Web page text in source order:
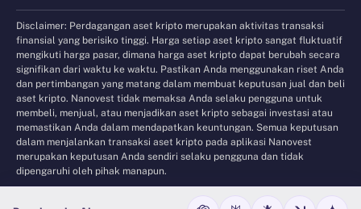
Disclaimer: Perdagangan aset kripto merupakan aktivitas transaksi
finansial yang berisiko tinggi. Harga setiap aset kripto sangat fluktuatif
mengikuti harga pasar, dimana harga aset kripto dapat berubah secara
signifikan dari waktu ke waktu. Pastikan Anda menggunakan riset Anda
dan pertimbangan yang matang dalam membuat keputusan jual dan beli
aset kripto. Nanovest tidak memaksa Anda selaku pengguna untuk
membeli, menjual, atau menjadikan aset kripto sebagai investasi atau
memastikan Anda dalam mendapatkan keuntungan. Semua keputusan
dalam menjalankan transaksi aset kripto pada aplikasi Nanovest
merupakan keputusan Anda sendiri selaku pengguna dan tidak
dipengaruhi oleh pihak manapun.